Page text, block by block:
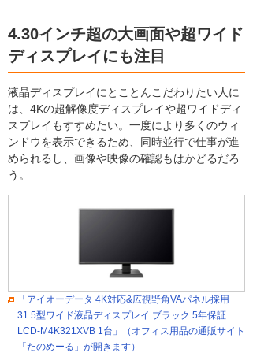
4.30インチ超の大画面や超ワイド
ディスプレイにも注目
液晶ディスプレイにとことんこだわりたい人に
は、4Kの超解像度ディスプレイや超ワイドディ
スプレイもすすめたい。一度により多くのウィ
ンドウを表示できるため、同時並行で仕事が進
められるし、画像や映像の確認もはかどるだろ
う。
「アイオーデータ 4K対応&広視野角VAパネル採用
31.5型ワイド液晶ディスプレイ ブラック 5年保証
LCD-M4K321XVB 1台」（オフィス用品の通販サイト
「たのめーる」が開きます）